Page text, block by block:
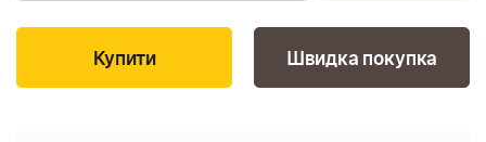
Швидка покупка